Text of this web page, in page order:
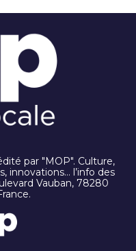
par "MOP". Culture,
innovations… l’info des
Vauban, 78280